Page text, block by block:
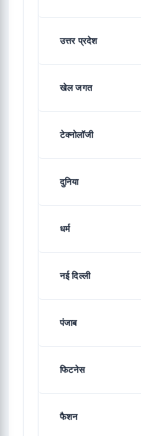
उत्तर प्रदेश
खेल जगत
टेक्नोलॉजी
दुनिया
धर्म
नई दिल्ली
पंजाब
फिटनेस
फैशन